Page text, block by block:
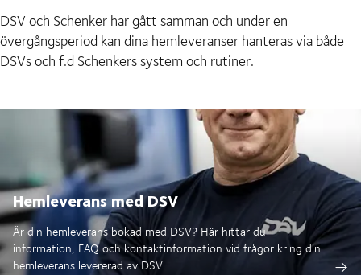
DSV och Schenker har gått samman och under en
övergångsperiod kan dina hemleveranser hanteras via både
DSVs och f.d Schenkers system och rutiner.
Hemleverans med DSV
Är din hemleverans bokad med DSV? Här hittar du
information, FAQ och kontaktinformation vid frågor kring din
hemleverans levererad av DSV.